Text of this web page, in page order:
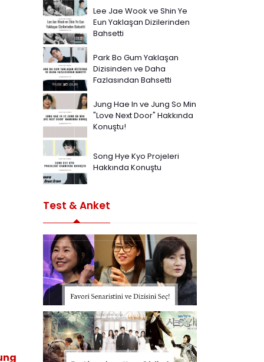
Lee Jae Wook ve Shin Ye
Eun Yaklaşan Dizilerinden
Bahsetti
Park Bo Gum Yaklaşan
Dizisinden ve Daha
Fazlasından Bahsetti
Jung Hae In ve Jung So Min
"Love Next Door" Hakkında
Konuştu!
Song Hye Kyo Projeleri
Hakkında Konuştu
Test & Anket